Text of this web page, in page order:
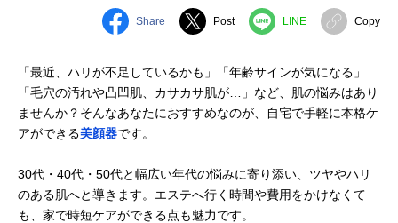
Share Post LINE Copy
「最近、ハリが不足しているかも」「年齢サインが気になる」
「毛穴の汚れや凸凹肌、カサカサ肌が…」など、肌の悩みはあり
ませんか？そんなあなたにおすすめなのが、自宅で手軽に本格ケ
アができる美顔器です。
30代・40代・50代と幅広い年代の悩みに寄り添い、ツヤやハリ
のある肌へと導きます。エステへ行く時間や費用をかけなくて
も、家で時短ケアができる点も魅力です。